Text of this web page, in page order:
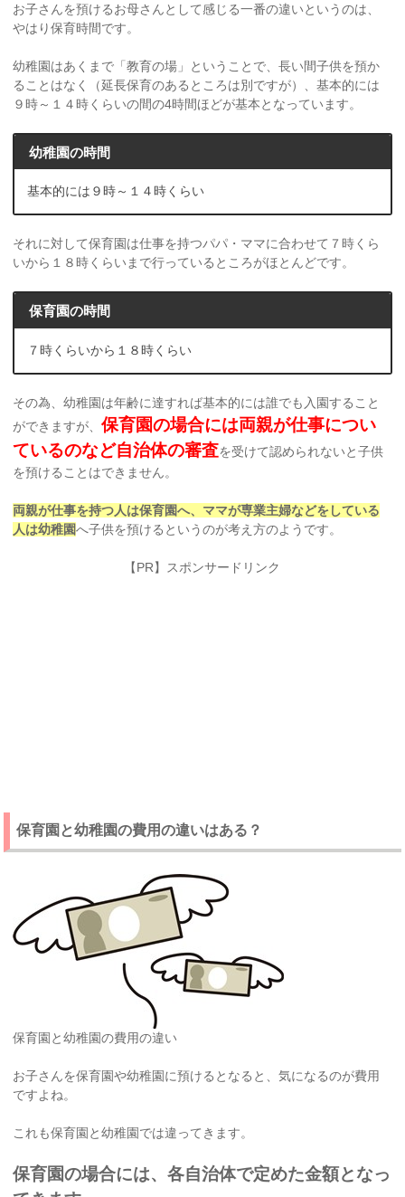
お子さんを預けるお母さんとして感じる一番の違いというのは、
やはり保育時間です。
幼稚園はあくまで「教育の場」ということで、長い間子供を預か
ることはなく（延長保育のあるところは別ですが）、基本的には
９時～１４時くらいの間の4時間ほどが基本となっています。
幼稚園の時間
基本的には９時～１４時くらい
それに対して保育園は仕事を持つパパ・ママに合わせて７時くら
いから１８時くらいまで行っているところがほとんどです。
保育園の時間
７時くらいから１８時くらい
その為、幼稚園は年齢に達すれば基本的には誰でも入園すること
ができますが、保育園の場合には両親が仕事につい
ているのなど自治体の審査を受けて認められないと子供
を預けることはできません。
両親が仕事を持つ人は保育園へ、ママが専業主婦などをしている
人は幼稚園へ子供を預けるというのが考え方のようです。
【PR】スポンサードリンク
保育園と幼稚園の費用の違いはある？
保育園と幼稚園の費用の違い
お子さんを保育園や幼稚園に預けるとなると、気になるのが費用
ですよね。
これも保育園と幼稚園では違ってきます。
保育園の場合には、各自治体で定めた金額となっ